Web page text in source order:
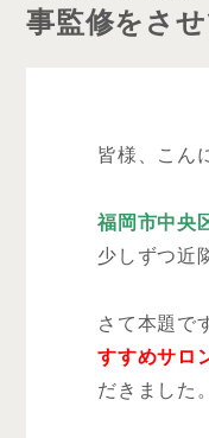
事監修をさ
皆様、こん
福岡市中央
少しずつ近
さて本題で
すすめサロ
だきました。